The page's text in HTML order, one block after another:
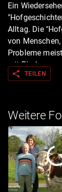
Ein
Alltag. Die
von
Probleme
mit Rindern
Feldfrüchten
share TEILEN
Weitere